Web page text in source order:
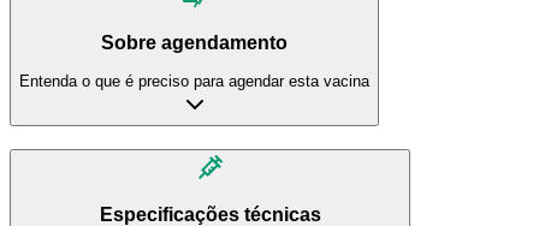
Sobre agendamento
Entenda o que é preciso para agendar esta vacina
Especificações técnicas